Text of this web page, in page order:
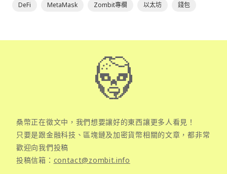
DeFi MetaMask Zombit專欄 以太坊 錢包
桑幣正在徵文中，我們想要讓好的東西讓更多人看見！
只要是跟金融科技、區塊鏈及加密貨幣相關的文章，都非常
歡迎向我們投稿
投稿信箱： contact@zombit.info